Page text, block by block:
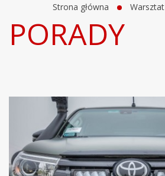
Strona główna Warsztat
PORADY